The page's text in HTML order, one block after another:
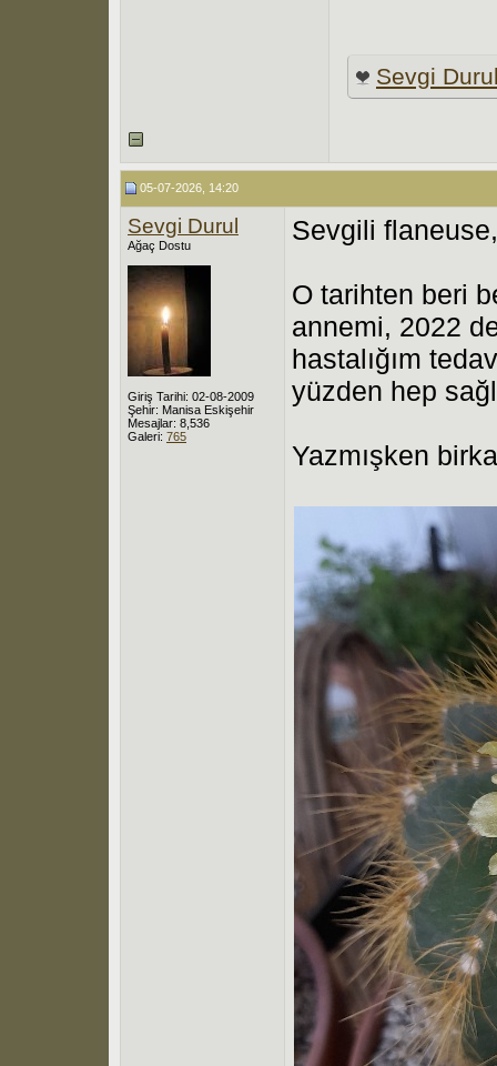
Sevgi
05-07-2026, 14:20
Sevgi Durul
Ağaç Dostu
Giriş Tarihi: 02-08-2009
Şehir: Manisa Eskişehir
Mesajlar: 8,536
Galeri: 765
Sevgili flaneuse,
O tarihten beri
annemi, 2022
hastalığım
yüzden hep
Yazmışken